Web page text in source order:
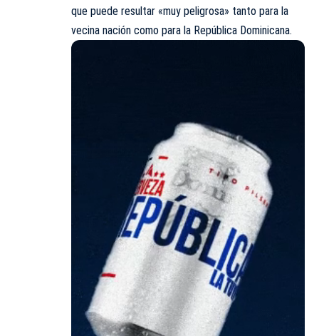
que puede resultar «muy peligrosa» tanto para la
vecina nación como para la República Dominicana.